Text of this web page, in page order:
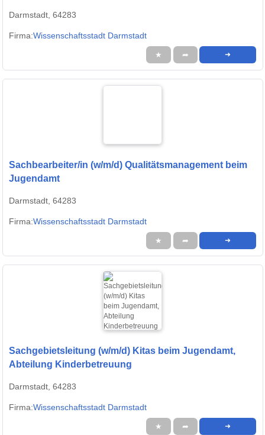
Darmstadt, 64283
Firma:Wissenschaftsstadt Darmstadt
★ ➦ ➜
Sachbearbeiter/in (w/m/d) Qualitätsmanagement beim
Jugendamt
Darmstadt, 64283
Firma:Wissenschaftsstadt Darmstadt
★ ➦ ➜
Sachgebietsleitung (w/m/d) Kitas beim Jugendamt,
Abteilung Kinderbetreuung
Darmstadt, 64283
Firma:Wissenschaftsstadt Darmstadt
★ ➦ ➜